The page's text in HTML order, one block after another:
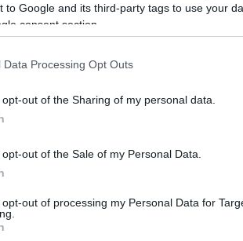
to Google and its third-party tags to use your
consent section.
Data Processing Opt Outs
out of the Sharing of my personal data.
out of the Sale of my Personal Data.
out of processing my Personal Data for
πολυτελών αυτοκινήτων
στην αποκλειστική κατηγορία των
πρωτοποριακή από κάθε άποψη. Η BMW
κανένα άλλο μοντέλο», τόνισε ο κ. Weber.